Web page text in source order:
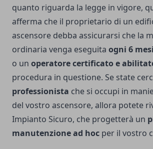
quanto riguarda la legge in vigore,
afferma che il proprietario di un
ascensore debba assicurarsi che la
ordinaria venga eseguita ogni 6 mesi
o un operatore certificato e
procedura in questione. Se state
professionista che si occupi in
del vostro ascensore, allora potete
Impianto Sicuro, che progetterà un
manutenzione ad hoc per il vostro